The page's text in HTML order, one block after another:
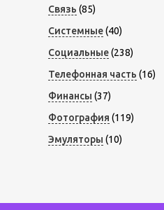
Связь (85)
Системные(40)
Социальные(238)
Телефонная часть (16)
Финансы (37)
Фотография (119)
Эмуляторы (10)